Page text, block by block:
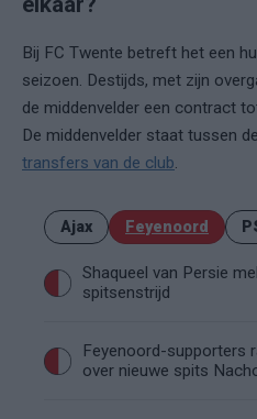
Bij FC Twente betreft het een
seizoen. Destijds, met zijn
de middenvelder een contract
De middenvelder staat tussen de
transfers van de club.
Ajax Feyenoord
Shaqueel van Persie
spitsenstrijd
Feyenoord-supporters
over nieuwe spits